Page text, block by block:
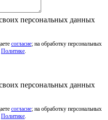
персональных данных
согласие; на обработку персональных
Политике.
персональных данных
согласие; на обработку персональных
Политике.